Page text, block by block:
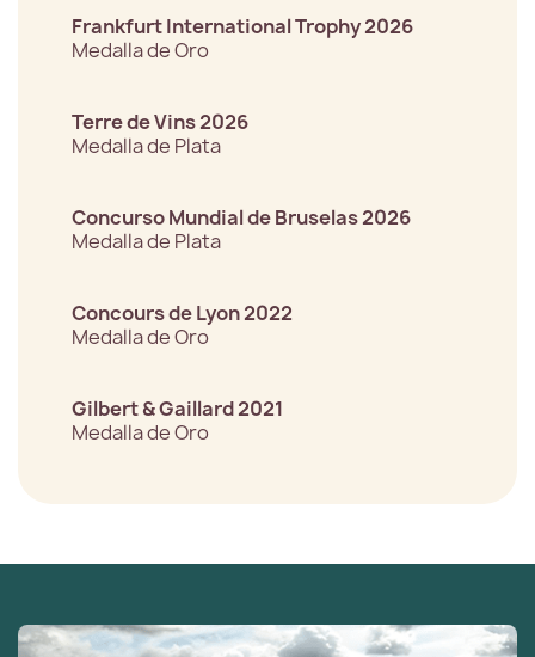
Frankfurt International Trophy 2026
Medalla de Oro
Terre de Vins 2026
Medalla de Plata
Concurso Mundial de Bruselas 2026
Medalla de Plata
Concours de Lyon 2022
Medalla de Oro
Gilbert & Gaillard 2021
Medalla de Oro